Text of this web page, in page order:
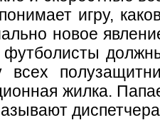
игру,
новое
всех
жилка.